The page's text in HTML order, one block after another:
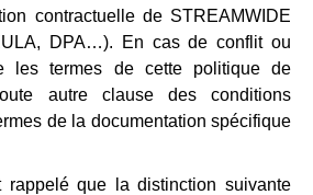
contractuelle de STREAMWIDE
DPA…). En cas de conflit ou
les termes de cette politique de
autre clause des conditions
de la documentation spécifique
rappelé que la distinction suivante